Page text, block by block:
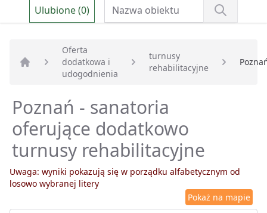
Ulubione (0)
Strona główna
Oferta
dodatkowa i
udogodnienia
turnusy
rehabilitacyjne
Poznań - sanatoria
oferujące dodatkowo
turnusy rehabilitacyjne
Uwaga: wyniki pokazują się w porządku alfabetycznym od
losowo wybranej litery
Pokaż na mapie